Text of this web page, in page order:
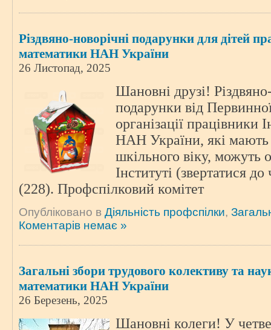
Різдвяно-новорічні подарунки для дітей
математики НАН України
26 Листопад, 2025
Шановні друзі!
подарунки від
організації працівники
НАН України, які мають
шкільного віку, можуть
Інституті (звертатися
(228). Профспілковий комітет
Опубліковано в Діяльність профспілки,
Коментарів немає »
Загальні збори трудового колективу та
математики НАН України
26 Березень, 2025
Шановні колеги! У